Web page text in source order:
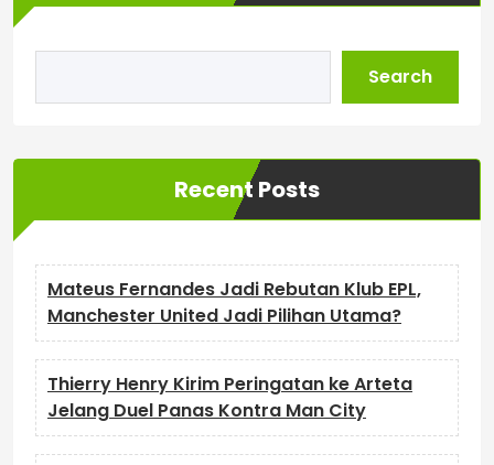
Search
Recent Posts
Mateus Fernandes Jadi Rebutan Klub EPL,
Manchester United Jadi Pilihan Utama?
Thierry Henry Kirim Peringatan ke Arteta
Jelang Duel Panas Kontra Man City